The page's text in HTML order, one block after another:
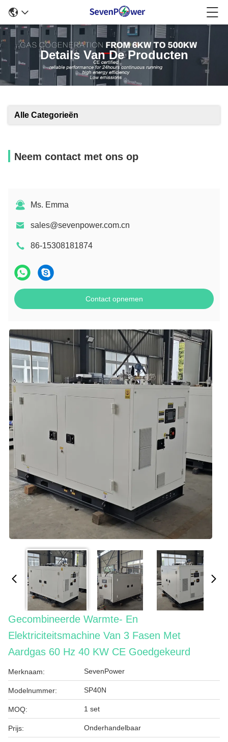
Details Van De Producten
Alle Categorieën
Neem contact met ons op
Ms. Emma
sales@sevenpower.com.cn
86-15308181874
Contact opnemen
Gecombineerde Warmte- En
Elektriciteitsmachine Van 3 Fasen Met
Aardgas 60 Hz 40 KW CE Goedgekeurd
Merknaam: SevenPower
Modelnummer: SP40N
MOQ: 1 set
Prijs: Onderhandelbaar